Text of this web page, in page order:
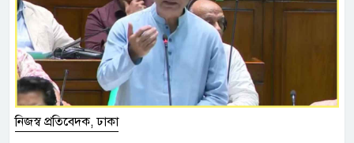
নিজস্ব প্রতিবেদক, ঢাকা